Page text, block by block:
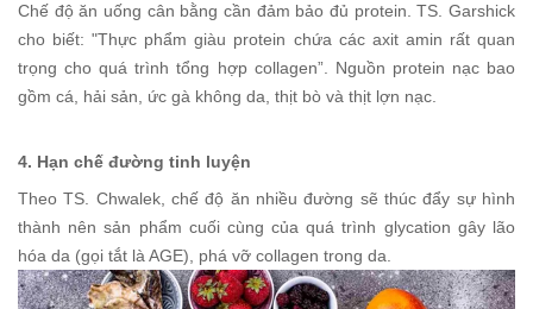
Chế độ ăn uống cân bằng cần đảm bảo đủ protein. TS. Garshick
cho biết: "Thực phẩm giàu protein chứa các axit amin rất quan
trọng cho quá trình tổng hợp collagen”. Nguồn protein nạc bao
gồm cá, hải sản, ức gà không da, thịt bò và thịt lợn nạc.
4. Hạn chế đường tinh luyện
Theo TS. Chwalek, chế độ ăn nhiều đường sẽ thúc đẩy sự hình
thành nên sản phẩm cuối cùng của quá trình glycation gây lão
hóa da (gọi tắt là AGE), phá vỡ collagen trong da.